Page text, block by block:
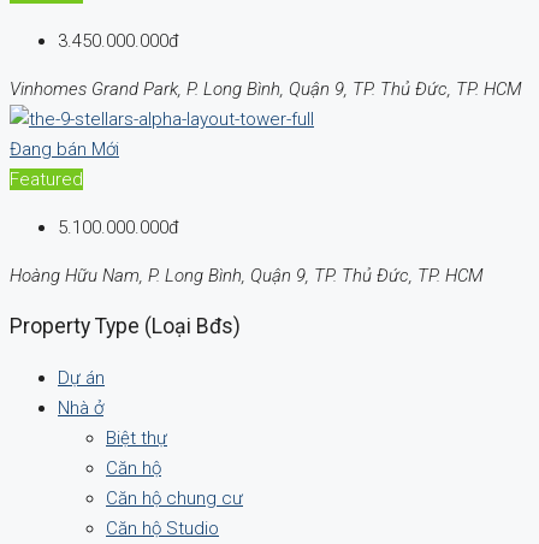
3.450.000.000đ
Vinhomes Grand Park, P. Long Bình, Quận 9, TP. Thủ Đức, TP. HCM
Đang bán Mới
Featured
5.100.000.000đ
Hoàng Hữu Nam, P. Long Bình, Quận 9, TP. Thủ Đức, TP. HCM
Property Type (Loại Bđs)
Dự án
Nhà ở
Biệt thự
Căn hộ
Căn hộ chung cư
Căn hộ Studio